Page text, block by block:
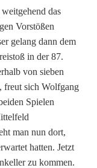
das
Vorstößen
gelang dann dem
in der 87.
von sieben
freut sich Wolfgang
Spielen
man nun dort,
hatten. Jetzt
zu kommen.